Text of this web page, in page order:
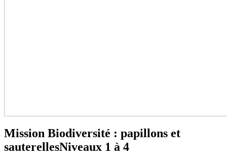
Mission Biodiversité : papillons et
sauterellesNiveaux 1 à 4